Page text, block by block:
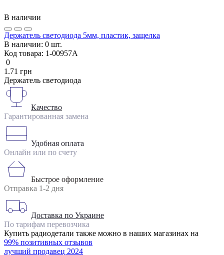
В наличии
Держатель светодиода 5мм, пластик, защелка
В наличии: 0 шт.
Код товара: 1-00957А
0
1.71 грн
Держатель светодиода
Качество
Гарантированная замена
Удобная оплата
Онлайн или по счету
Быстрое оформление
Отправка 1-2 дня
Доставка по Украине
По тарифам перевозчика
Купить радиодетали также можно в наших магазинах на
99% позитивных отзывов
лучший продавец 2024